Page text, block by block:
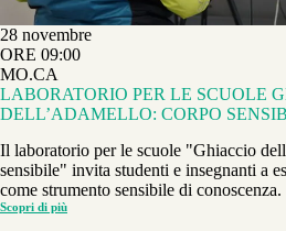
28 novembre
ORE 09:00
MO.CA
LABORATORIO PER LE SCUOLE
DELL’ADAMELLO: CORPO
Il laboratorio per le scuole "Ghiaccio
sensibile" invita studenti e insegnanti a
come strumento sensibile di conoscenza.
Scopri di più
LABORATORIO